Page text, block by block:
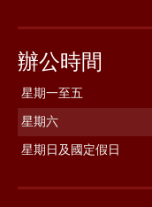
辦公時間
星期一至五
星期六
星期日及國定假日